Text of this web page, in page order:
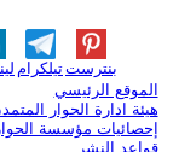
تيلكرامبنترست
الموقع الرئيسي
هيئة ادارة الحوار
إحصائيات مؤسسة
قواعد النشر